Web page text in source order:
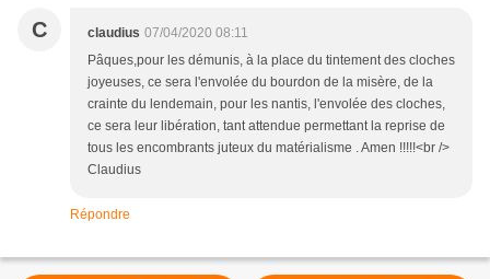
C claudius 07/04/2020 08:11
Pâques,pour les démunis, à la place du tintement des cloches
joyeuses, ce sera l'envolée du bourdon de la misère, de la
crainte du lendemain, pour les nantis, l'envolée des cloches,
ce sera leur libération, tant attendue permettant la reprise de
tous les encombrants juteux du matérialisme . Amen !!!!!<br />
Claudius
Répondre